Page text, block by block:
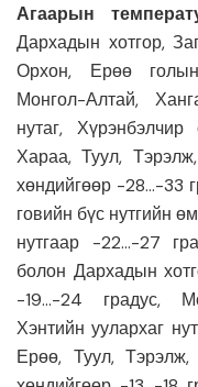
Агаарын
Дархадын хотгор,
Орхон, Ерөө
Монгол-Алтай,
нутаг,
Хараа, Туул,
хөндийгөөр -28…-33
говийн бүс нутгийн
нутгаар -22…-27
болон Дархадын
-19…-24 градус,
Хэнтийн уулархаг
Ерөө, Туул,